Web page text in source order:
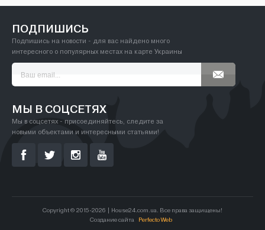
ПОДПИШИСЬ
Подпишись на новости - для вас найдено много
интересного о популярных местах на карте Украины
МЫ В СОЦСЕТЯХ
Мы в соцсетях - присоединяйтесь, следите за
новыми объектами и интересными статьями!
Copyright © 2015-2026 | House24.com.ua. Все права защищены!
Создание сайта
Perfecto Web